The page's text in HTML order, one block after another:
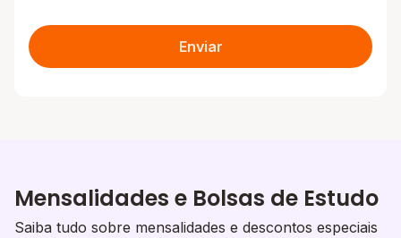
Enviar
Mensalidades e Bolsas de Estudo
Saiba tudo sobre mensalidades e descontos especiais